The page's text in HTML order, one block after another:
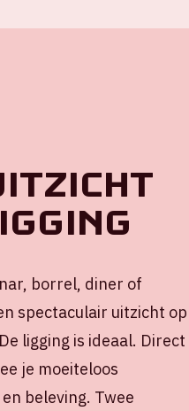
borrel, diner of
spectaculair uitzicht op
ligging is ideaal. Direct
je moeiteloos
beleving. Twee